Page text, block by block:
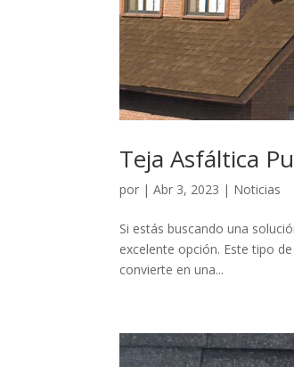
Teja Asfáltica
por |Abr 3, 2023 | Noticias
Si estás buscando una
excelente opción. Este tipo
convierte en una...